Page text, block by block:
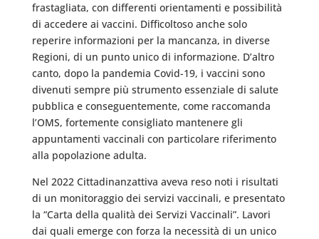
frastagliata, con differenti orientamenti e possibilità
di accedere ai vaccini. Difficoltoso anche solo
reperire informazioni per la mancanza, in diverse
Regioni, di un punto unico di informazione. D’altro
canto, dopo la pandemia Covid-19, i vaccini sono
divenuti sempre più strumento essenziale di salute
pubblica e conseguentemente, come raccomanda
l’OMS, fortemente consigliato mantenere gli
appuntamenti vaccinali con particolare riferimento
alla popolazione adulta.
Nel 2022 Cittadinanzattiva aveva reso noti i risultati
di un monitoraggio dei servizi vaccinali, e presentato
la “Carta della qualità dei Servizi Vaccinali”. Lavori
dai quali emerge con forza la necessità di un unico